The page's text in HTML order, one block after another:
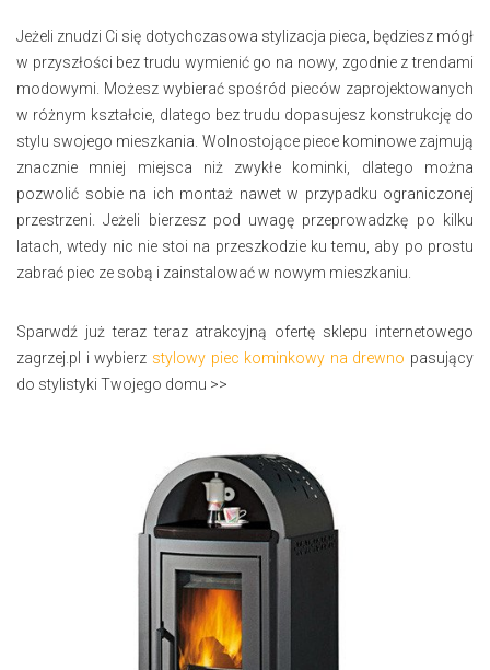
Jeżeli znudzi Ci się dotychczasowa stylizacja pieca, będziesz mógł
w przyszłości bez trudu wymienić go na nowy, zgodnie z trendami
modowymi. Możesz wybierać spośród pieców zaprojektowanych
w różnym kształcie, dlatego bez trudu dopasujesz konstrukcję do
stylu swojego mieszkania. Wolnostojące piece kominowe zajmują
znacznie mniej miejsca niż zwykłe kominki, dlatego można
pozwolić sobie na ich montaż nawet w przypadku ograniczonej
przestrzeni. Jeżeli bierzesz pod uwagę przeprowadzkę po kilku
latach, wtedy nic nie stoi na przeszkodzie ku temu, aby po prostu
zabrać piec ze sobą i zainstalować w nowym mieszkaniu.
Sparwdź już teraz teraz atrakcyjną ofertę sklepu internetowego
zagrzej.pl i wybierz stylowy piec kominkowy na drewno pasujący
do stylistyki Twojego domu >>